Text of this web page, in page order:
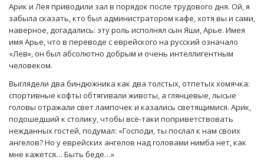
Арик и Лея приводили зал в порядок после трудового дня. Ой, я
забыла сказать, кто был администратором кафе, хотя вы и сами,
наверное, догадались: эту роль исполнял сын Яши, Арье. Имея
имя Арье, что в переводе с еврейского на русский означало
«Лев», он был абсолютно добрым и очень интеллигентным
человеком.
Выглядели два биндюжника как два толстых, отпетых хомячка:
спортивные кофты обтягивали животы, а глянцевые, лысые
головы отражали свет лампочек и казались светящимися. Арик,
подошедший к столику, чтобы всё-таки поприветствовать
нежданных гостей, подумал: «Господи, ты послал к нам своих
ангелов? Но у еврейских ангелов над головами нимба нет, как
мне кажется… Быть беде…»